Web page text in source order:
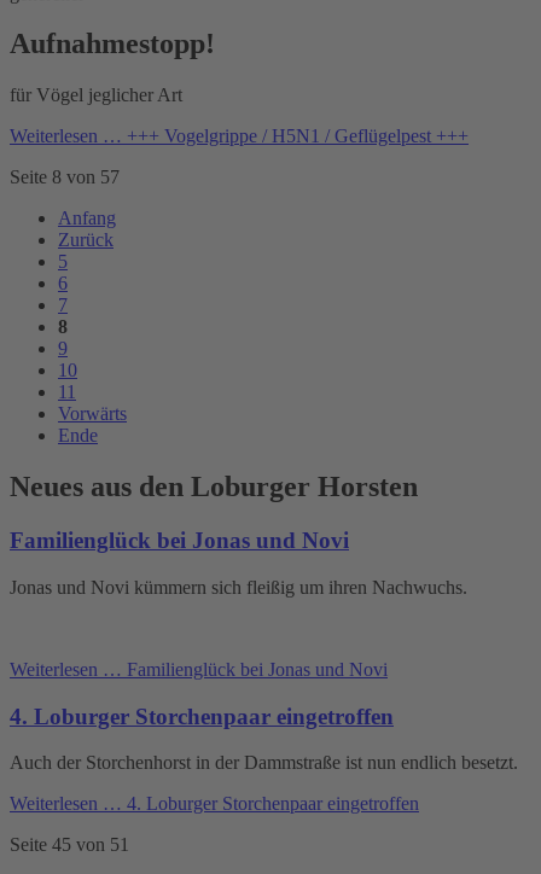
Aufnahmestopp!
für Vögel jeglicher Art
Weiterlesen … +++ Vogelgrippe / H5N1 / Geflügelpest +++
Seite 8 von 57
Anfang
Zurück
5
6
7
8
9
10
11
Vorwärts
Ende
Neues aus den Loburger Horsten
Familienglück bei Jonas und Novi
Jonas und Novi kümmern sich fleißig um ihren Nachwuchs.
Weiterlesen … Familienglück bei Jonas und Novi
4. Loburger Storchenpaar eingetroffen
Auch der Storchenhorst in der Dammstraße ist nun endlich besetzt.
Weiterlesen … 4. Loburger Storchenpaar eingetroffen
Seite 45 von 51